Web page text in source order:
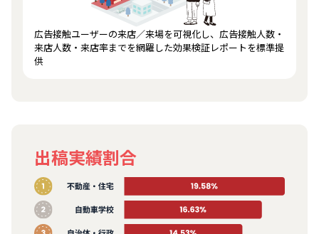
広告接触ユーザーの来店／来場を可視化し、広告接触人数・
来店人数・来店率までを網羅した効果検証レポートを標準提
供
出稿実績割合